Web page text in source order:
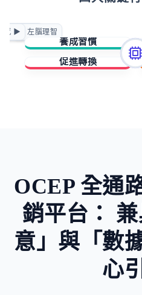
正向賦能
急迫驅動
◀ 左腦理智
感 ▶
養成習慣
擁有與成就
促進轉換
OCEP 全通
銷平台：
意」與「數
心